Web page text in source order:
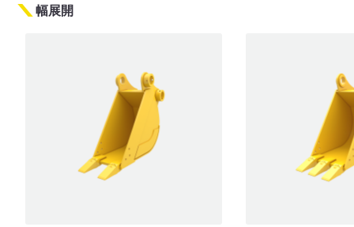
幅展開